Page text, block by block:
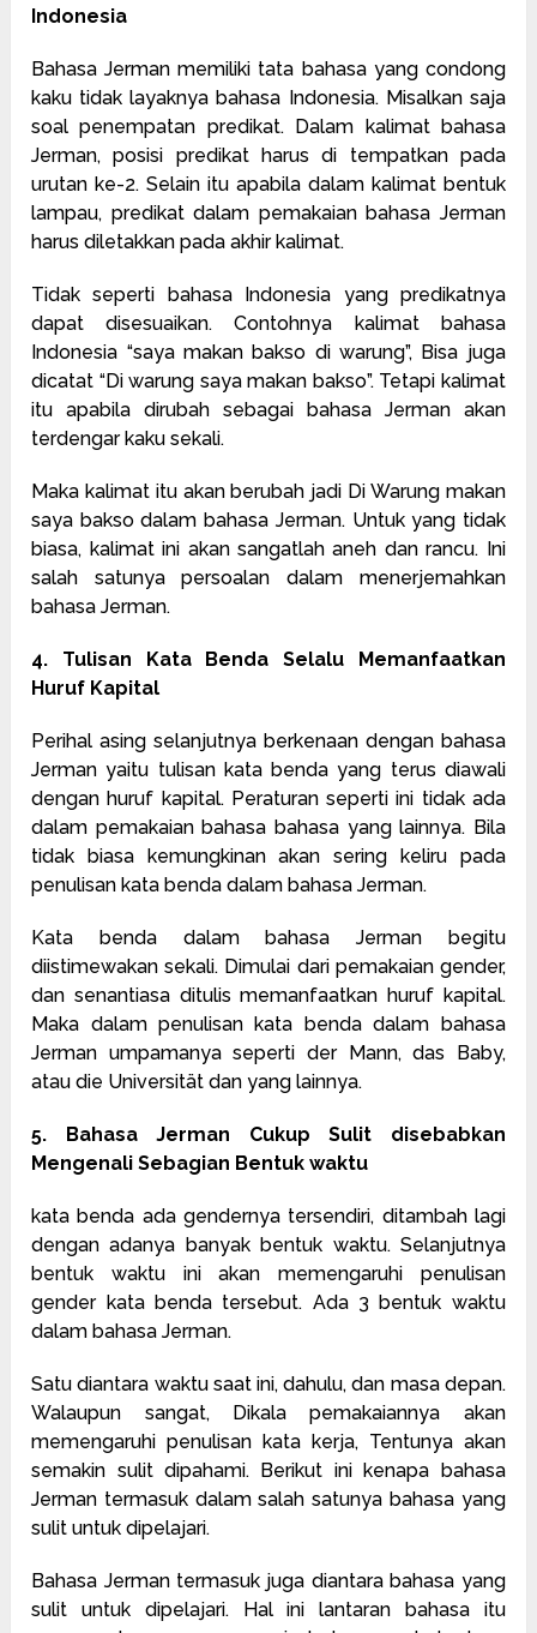
Indonesia
Bahasa Jerman memiliki tata bahasa yang condong
kaku tidak layaknya bahasa Indonesia. Misalkan saja
soal penempatan predikat. Dalam kalimat bahasa
Jerman, posisi predikat harus di tempatkan pada
urutan ke-2. Selain itu apabila dalam kalimat bentuk
lampau, predikat dalam pemakaian bahasa Jerman
harus diletakkan pada akhir kalimat.
Tidak seperti bahasa Indonesia yang predikatnya
dapat disesuaikan. Contohnya kalimat bahasa
Indonesia “saya makan bakso di warung”, Bisa juga
dicatat “Di warung saya makan bakso”. Tetapi kalimat
itu apabila dirubah sebagai bahasa Jerman akan
terdengar kaku sekali.
Maka kalimat itu akan berubah jadi Di Warung makan
saya bakso dalam bahasa Jerman. Untuk yang tidak
biasa, kalimat ini akan sangatlah aneh dan rancu. Ini
salah satunya persoalan dalam menerjemahkan
bahasa Jerman.
4. Tulisan Kata Benda Selalu Memanfaatkan
Huruf Kapital
Perihal asing selanjutnya berkenaan dengan bahasa
Jerman yaitu tulisan kata benda yang terus diawali
dengan huruf kapital. Peraturan seperti ini tidak ada
dalam pemakaian bahasa bahasa yang lainnya. Bila
tidak biasa kemungkinan akan sering keliru pada
penulisan kata benda dalam bahasa Jerman.
Kata benda dalam bahasa Jerman begitu
diistimewakan sekali. Dimulai dari pemakaian gender,
dan senantiasa ditulis memanfaatkan huruf kapital.
Maka dalam penulisan kata benda dalam bahasa
Jerman umpamanya seperti der Mann, das Baby,
atau die Universität dan yang lainnya.
5. Bahasa Jerman Cukup Sulit disebabkan
Mengenali Sebagian Bentuk waktu
kata benda ada gendernya tersendiri, ditambah lagi
dengan adanya banyak bentuk waktu. Selanjutnya
bentuk waktu ini akan memengaruhi penulisan
gender kata benda tersebut. Ada 3 bentuk waktu
dalam bahasa Jerman.
Satu diantara waktu saat ini, dahulu, dan masa depan.
Walaupun sangat, Dikala pemakaiannya akan
memengaruhi penulisan kata kerja, Tentunya akan
semakin sulit dipahami. Berikut ini kenapa bahasa
Jerman termasuk dalam salah satunya bahasa yang
sulit untuk dipelajari.
Bahasa Jerman termasuk juga diantara bahasa yang
sulit untuk dipelajari. Hal ini lantaran bahasa itu